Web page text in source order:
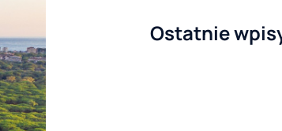
Ostatnie